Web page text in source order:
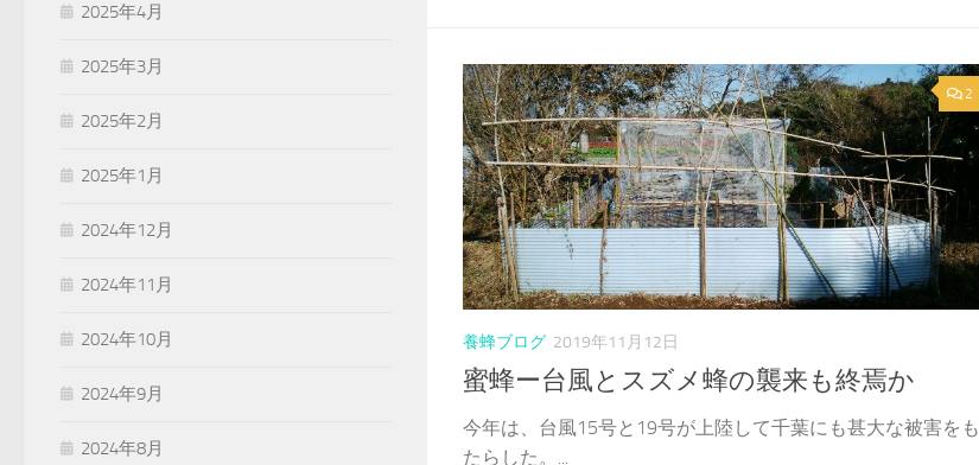
2
養蜂ブログ 2019年11月12日
蜜蜂ー台風とスズメ蜂の襲来も終焉か
今年は、台風15号と19号が上陸して千葉にも甚大な被害をも
たらした。...
2025年4月
2025年3月
2025年2月
2025年1月
2024年12月
2024年11月
2024年10月
2024年9月
2024年8月